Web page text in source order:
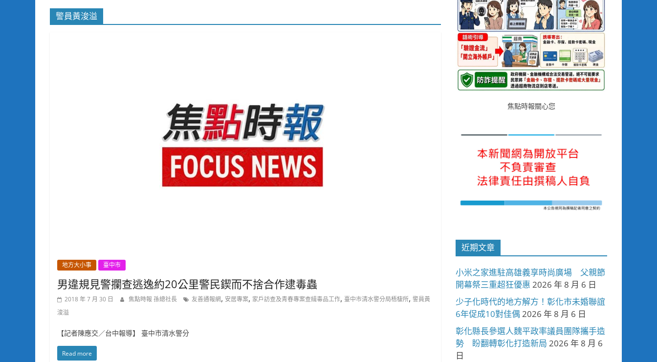
警員黃浚溢
地方大小事 臺中市
男違規見警攔查逃逸約20公里警民鍥而不捨合作逮毒蟲
2018 年 7 月 30 日 焦點時報 孫總社長 友善通報網, 安居專案, 家戶訪查及青春專案查緝毒品工作, 臺中市清水警分局梧棲所, 警員黃
浚溢
【記者陳應交／台中報導】 臺中市清水警分
Read more
焦點時報關心您
近期文章
小米之家進駐高雄義享時尚廣場 父親節
開幕祭三重超狂優惠 2026 年 8 月 6 日
少子化時代的地方解方！彰化市未婚聯誼
6年促成10對佳偶 2026 年 8 月 6 日
彰化縣長參選人魏平政率議員團隊攜手造
勢 盼翻轉彰化打造新局 2026 年 8 月 6
日